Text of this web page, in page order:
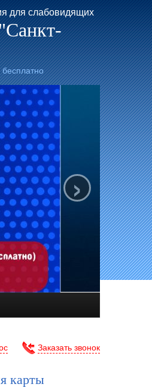
для слабовидящих
›
Заказать звонок
карты